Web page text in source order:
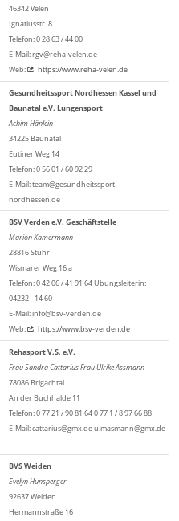
46342 Velen
Ignatiusstr. 8
Telefon: 0 28 63 / 44 00
E-Mail: rgv@reha-velen.de
Web:
https://www.reha-velen.de
Gesundheitssport Nordhessen Kassel und
Baunatal e.V. Lungensport
Achim Hänlein
34225 Baunatal
Eutiner Weg 14
Telefon: 0 56 01 / 60 92 29
E-Mail: team@gesundheitssport-
nordhessen.de
BSV Verden e.V. Geschäftstelle
Marion Kamermann
28816 Stuhr
Wismarer Weg 16 a
Telefon: 0 42 06 / 41 91 64 Übungsleiterin:
04232 - 14 60
E-Mail: info@bsv-verden.de
Web:
https://www.bsv-verden.de
Rehasport V.S. e.V.
Frau Sandra Cattarius Frau Ulrike Assmann
78086 Brigachtal
An der Buchhalde 11
Telefon: 0 77 21 / 90 81 64 0 77 1 / 8 97 66 88
E-Mail: cattarius@gmx.de u.masmann@gmx.de
BVS Weiden
Evelyn Hunsperger
92637 Weiden
Hermannstraße 16